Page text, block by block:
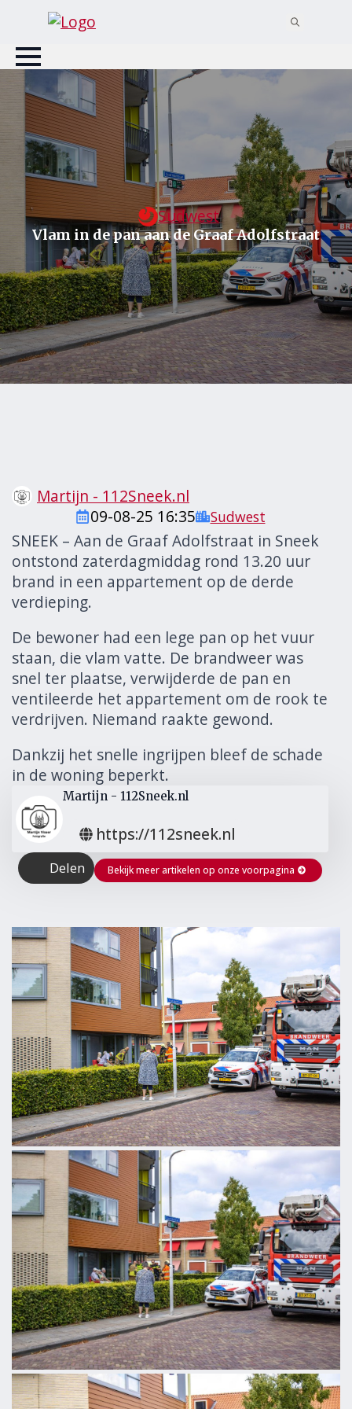
Sudwest
Vlam in de pan aan de Graaf Adolfstraat
Martijn - 112Sneek.nl
09-08-25 16:35
Sudwest
SNEEK – Aan de Graaf Adolfstraat in Sneek
ontstond zaterdagmiddag rond 13.20 uur
brand in een appartement op de derde
verdieping.
De bewoner had een lege pan op het vuur
staan, die vlam vatte. De brandweer was
snel ter plaatse, verwijderde de pan en
ventileerde het appartement om de rook te
verdrijven. Niemand raakte gewond.
Dankzij het snelle ingrijpen bleef de schade
in de woning beperkt.
Martijn - 112Sneek.nl
https://112sneek.nl
Delen Bekijk meer artikelen op onze voorpagina